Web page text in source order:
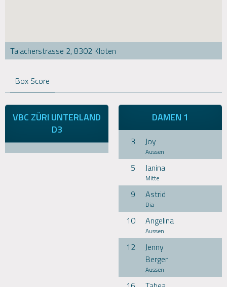
Talacherstrasse 2, 8302 Kloten
Box Score
VBC ZÜRI UNTERLAND
D3
DAMEN 1
3 Joy
Aussen
5 Janina
Mitte
9 Astrid
Dia
10 Angelina
Aussen
12
Jenny
Berger
Aussen